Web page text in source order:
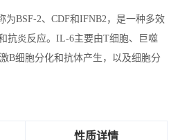
为BSF-2、CDF和IFNB2，是一种多效
抗炎反应。IL-6主要由T细胞、巨噬
B细胞分化和抗体产生，以及细胞分
性质详情